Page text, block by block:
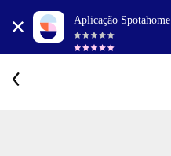
Aplicação Spotahome